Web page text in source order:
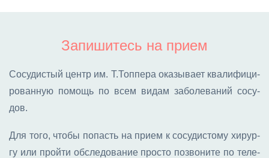
Запишитесь на прием
Со­су­ди­стый центр им. Т.Топ­пе­ра ока­зы­ва­ет ква­ли­фи­ци­
ро­ван­ную по­мощь по всем ви­дам за­бо­ле­ва­ний со­су­
дов.
Для то­го, что­бы по­пасть на при­ем к со­су­ди­сто­му хи­рур­
гу или прой­ти об­сле­до­ва­ние про­сто по­зво­ни­те по те­ле­